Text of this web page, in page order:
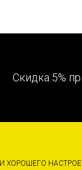
Скидка 5%
ХОРОШЕГО